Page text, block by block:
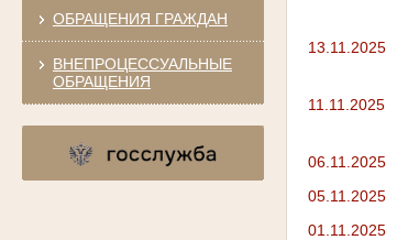
ОБРАЩЕНИЯ ГРАЖДАН
ВНЕПРОЦЕССУАЛЬНЫЕ
ОБРАЩЕНИЯ
13.11.2025
11.11.2025
06.11.2025
05.11.2025
01.11.2025